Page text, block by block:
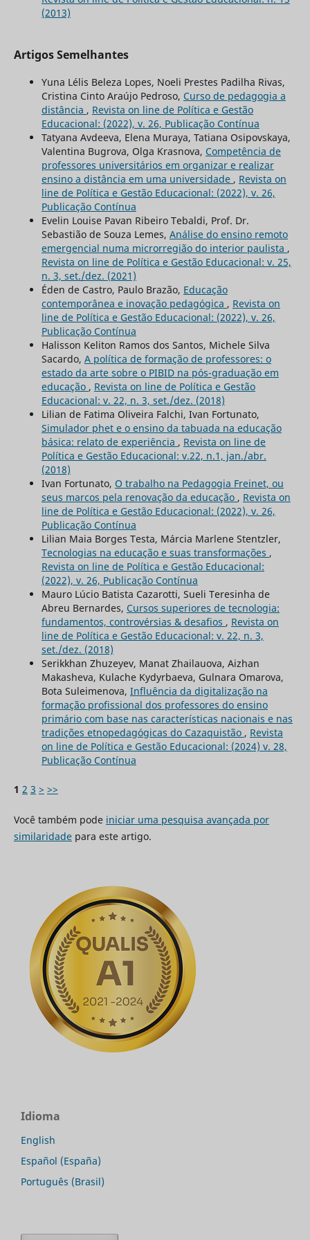
(2013)
Artigos Semelhantes
Yuna Lélis Beleza Lopes, Noeli Prestes Padilha Rivas,
Cristina Cinto Araújo Pedroso, Curso de pedagogia a
distância , Revista on line de Política e Gestão
Educacional: (2022), v. 26, Publicação Contínua
Tatyana Avdeeva, Elena Muraya, Tatiana Osipovskaya,
Valentina Bugrova, Olga Krasnova, Competência de
professores universitários em organizar e realizar
ensino a distância em uma universidade , Revista on
line de Política e Gestão Educacional: (2022), v. 26,
Publicação Contínua
Evelin Louise Pavan Ribeiro Tebaldi, Prof. Dr.
Sebastião de Souza Lemes, Análise do ensino remoto
emergencial numa microrregião do interior paulista ,
Revista on line de Política e Gestão Educacional: v. 25,
n. 3, set./dez. (2021)
Éden de Castro, Paulo Brazão, Educação
contemporânea e inovação pedagógica , Revista on
line de Política e Gestão Educacional: (2022), v. 26,
Publicação Contínua
Halisson Keliton Ramos dos Santos, Michele Silva
Sacardo, A política de formação de professores: o
estado da arte sobre o PIBID na pós-graduação em
educação , Revista on line de Política e Gestão
Educacional: v. 22, n. 3, set./dez. (2018)
Lilian de Fatima Oliveira Falchi, Ivan Fortunato,
Simulador phet e o ensino da tabuada na educação
básica: relato de experiência , Revista on line de
Política e Gestão Educacional: v.22, n.1, jan./abr.
(2018)
Ivan Fortunato, O trabalho na Pedagogia Freinet, ou
seus marcos pela renovação da educação , Revista on
line de Política e Gestão Educacional: (2022), v. 26,
Publicação Contínua
Lilian Maia Borges Testa, Márcia Marlene Stentzler,
Tecnologias na educação e suas transformações ,
Revista on line de Política e Gestão Educacional:
(2022), v. 26, Publicação Contínua
Mauro Lúcio Batista Cazarotti, Sueli Teresinha de
Abreu Bernardes, Cursos superiores de tecnologia:
fundamentos, controvérsias & desafios , Revista on
line de Política e Gestão Educacional: v. 22, n. 3,
set./dez. (2018)
Serikkhan Zhuzeyev, Manat Zhailauova, Aizhan
Makasheva, Kulache Kydyrbaeva, Gulnara Omarova,
Bota Suleimenova, Influência da digitalização na
formação profissional dos professores do ensino
primário com base nas características nacionais e nas
tradições etnopedagógicas do Cazaquistão , Revista
on line de Política e Gestão Educacional: (2024) v. 28,
Publicação Contínua
1 2 3 > >>
Você também pode iniciar uma pesquisa avançada por
similaridadepara este artigo.
Idioma
English
Español (España)
Português (Brasil)